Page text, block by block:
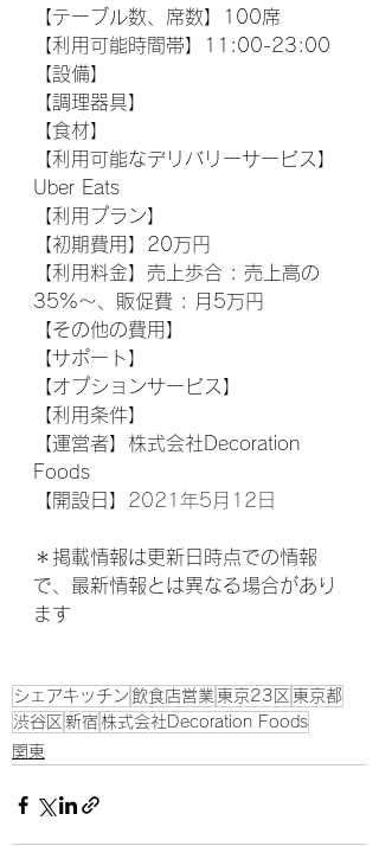
【テーブル数、席数】100席
【利用可能時間帯】11:00-23:00
【設備】
【調理器具】
【食材】
【利用可能なデリバリーサービス】
Uber Eats
【利用プラン】
【初期費用】20万円
【利用料金】売上歩合 : 売上高の
35%～、販促費 : 月5万円
【その他の費用】
【サポート】
【オプションサービス】
【利用条件】
【運営者】株式会社Decoration
Foods
【開設日】 2021年5月12日
＊掲載情報は更新日時点での情報
で、最新情報とは異なる場合があり
ます
シェアキッチン 飲食店営業 東京23区 東京都
渋谷区 新宿 株式会社Decoration Foods
関東